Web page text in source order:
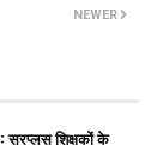
NEWER
सरप्लस शिक्षकों के